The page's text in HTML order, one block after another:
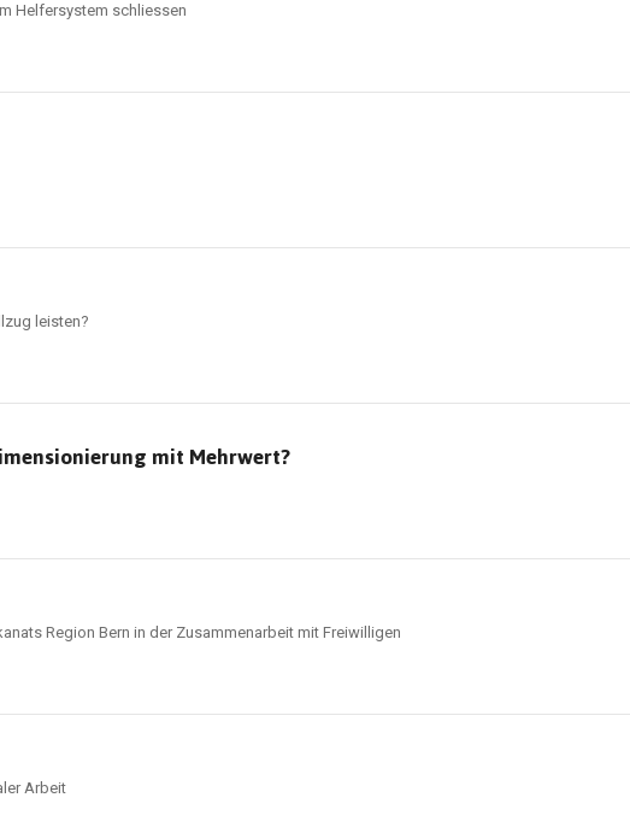
Helfersystem schliessen
leisten?
mit Mehrwert?
Region Bern in der Zusammenarbeit mit Freiwilligen
Arbeit